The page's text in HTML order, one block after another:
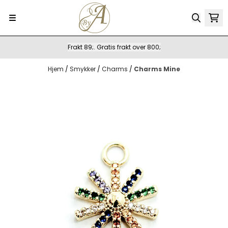
Frakt 89;. Gratis frakt over 800;
Hjem / Smykker / Charms / Charms Mine